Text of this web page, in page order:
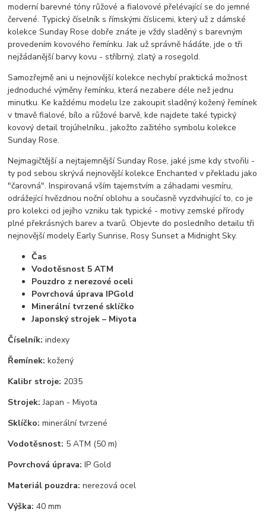
moderní barevné tóny růžové a fialovové přelévající se do jemné
červené. Typický číselník s římskými číslicemi, který už z dámské
kolekce Sunday Rose dobře znáte je vždy sladěný s barevným
provedením kovového řemínku. Jak už správně hádáte, jde o tři
nejžádanější barvy kovu - stříbrný, zlatý a rosegold.
Samozřejmě ani u nejnovější kolekce nechybí praktická možnost
jednoduché výměny řemínku, která nezabere déle než jednu
minutku. Ke každému modelu lze zakoupit sladěný kožený řemínek
v tmavě fialové, bílo a růžové barvě, kde najdete také typický
kovový detail trojúhelníku., jakožto zažitého symbolu kolekce
Sunday Rose.
Nejmagičtější a nejtajemnější Sunday Rose, jaké jsme kdy stvořili -
ty pod sebou skrývá nejnovější kolekce Enchanted v překladu jako
"čarovná". Inspirovaná vším tajemstvím a záhadami vesmíru,
odrážející hvězdnou noční oblohu a současně vyzdvihující to, co je
pro kolekci od jejího vzniku tak typické - motivy zemské přírody
plné překrásných barev a tvarů. Objevte do posledního detailu tři
nejnovější modely Early Sunrise, Rosy Sunset a Midnight Sky.
Čas
Vodotěsnost 5 ATM
Pouzdro z nerezové oceli
Povrchová úprava IPGold
Minerální tvrzené sklíčko
Japonský strojek – Miyota
Číselník: indexy
Řemínek: kožený
Kalibr stroje: 2035
Strojek: Japan - Miyota
Sklíčko: minerální tvrzené
Vodotěsnost: 5 ATM (50 m)
Povrchová úprava: IP Gold
Materiál pouzdra: nerezová ocel
Výška: 40 mm